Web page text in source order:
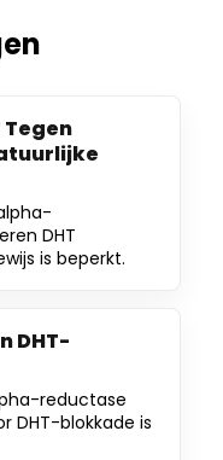
Tegen
DHT
is beperkt.
DHT-
reductase
DHT-blokkade is